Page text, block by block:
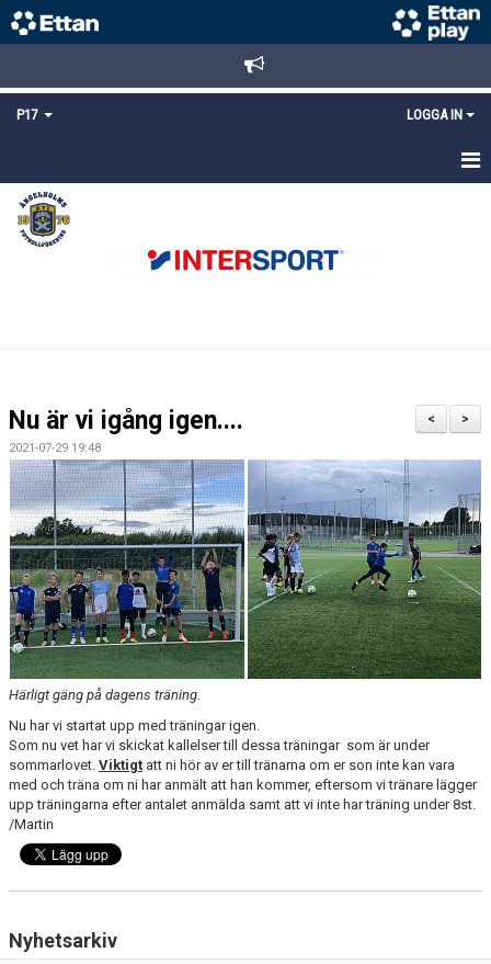
P17 LOGGA IN
HEM
NYHETER
DOKUMENT
KONTAKT
>
<
Nu är vi igång igen....
2021-07-29 19:48
Härligt gäng på dagens träning.
Nu har vi startat upp med träningar igen.
Som nu vet har vi skickat kallelser till dessa träningar som är under
sommarlovet. Viktigt att ni hör av er till tränarna om er son inte kan vara
med och träna om ni har anmält att han kommer, eftersom vi tränare lägger
upp träningarna efter antalet anmälda samt att vi inte har träning under 8st.
/Martin
Nyhetsarkiv